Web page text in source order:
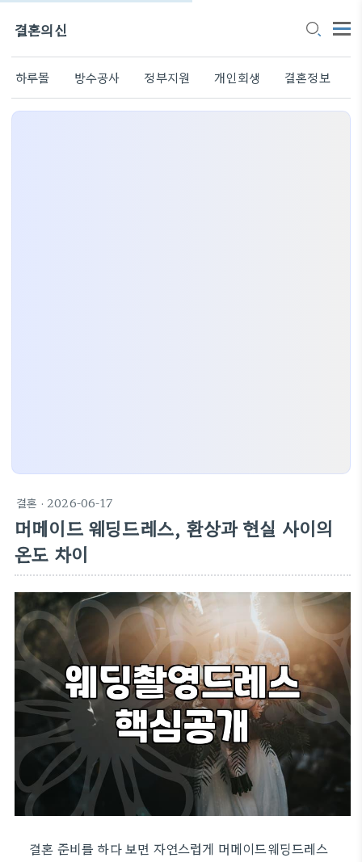
결혼의신
하루몰 방수공사 정부지원 개인회생 결혼정보
결혼 · 2026-06-17
머메이드 웨딩드레스, 환상과 현실 사이의
온도 차이
결혼 준비를 하다 보면 자연스럽게 머메이드웨딩드레스